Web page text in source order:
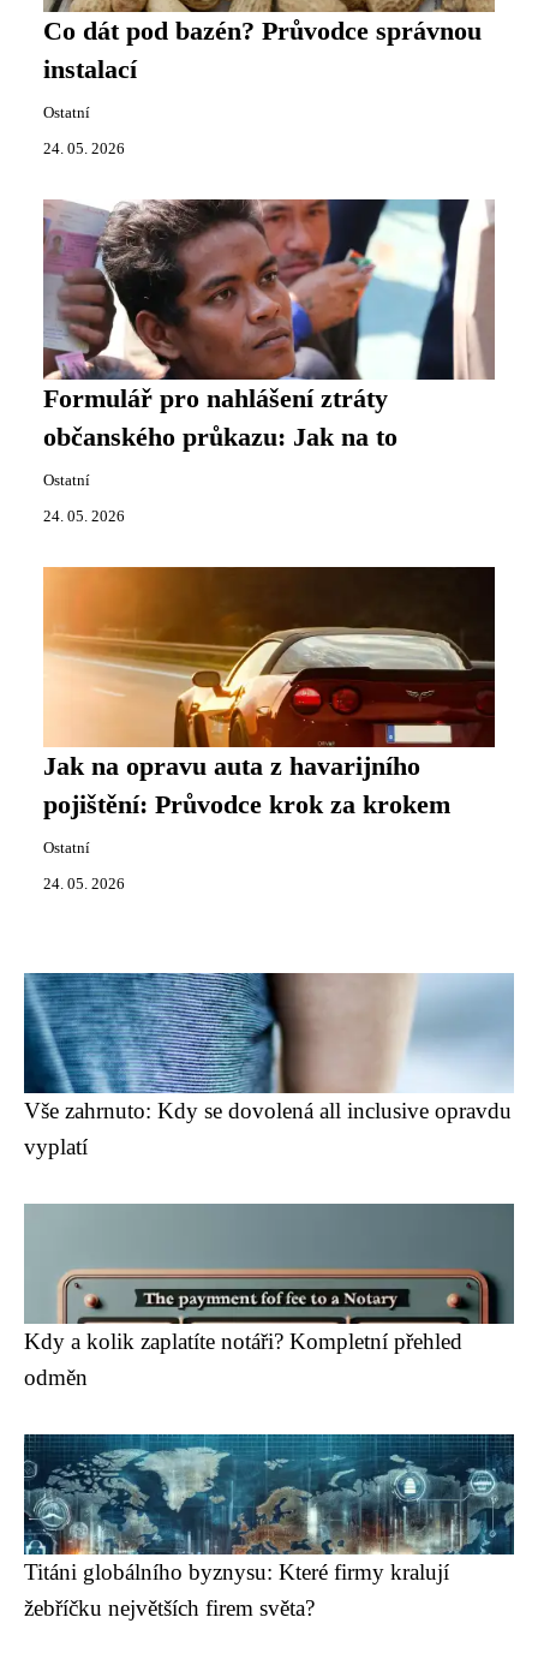
Co dát pod bazén? Průvodce správnou
instalací
Ostatní
24. 05. 2026
Formulář pro nahlášení ztráty
občanského průkazu: Jak na to
Ostatní
24. 05. 2026
Jak na opravu auta z havarijního
pojištění: Průvodce krok za krokem
Ostatní
24. 05. 2026
Vše zahrnuto: Kdy se dovolená all inclusive opravdu
vyplatí
Kdy a kolik zaplatíte notáři? Kompletní přehled
odměn
Titáni globálního byznysu: Které firmy kralují
žebříčku největších firem světa?